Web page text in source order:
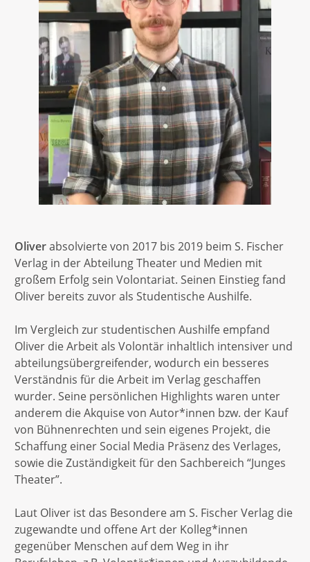
Oliverabsolvierte von 2017 bis 2019 beim S. Fischer
Verlag in der Abteilung Theater und Medien mit
großem Erfolg sein Volontariat. Seinen Einstieg fand
Oliver bereits zuvor als Studentische Aushilfe.
Im Vergleich zur studentischen Aushilfe empfand
Oliver die Arbeit als Volontär inhaltlich intensiver und
abteilungsübergreifender, wodurch ein besseres
Verständnis für die Arbeit im Verlag geschaffen
wurder. Seine persönlichen Highlights waren unter
anderem die Akquise von Autor*innen bzw. der Kauf
von Bühnenrechten und sein eigenes Projekt, die
Schaffung einer Social Media Präsenz des Verlages,
sowie die Zuständigkeit für den Sachbereich “Junges
Theater”.
Laut Oliver ist das Besondere am S. Fischer Verlag die
zugewandte und offene Art der Kolleg*innen
gegenüber Menschen auf dem Weg in ihr